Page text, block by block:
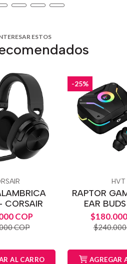
ESTOS
CORSAIR
COP
COP
AL CARRO
-25%
HVT
RAPTOR
EAR
$240.000
AGREGAR